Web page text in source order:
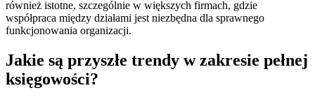
również istotne, szczególnie w większych firmach, gdzie
współpraca między działami jest niezbędna dla sprawnego
funkcjonowania organizacji.
Jakie są przyszłe trendy w zakresie pełnej
księgowości?